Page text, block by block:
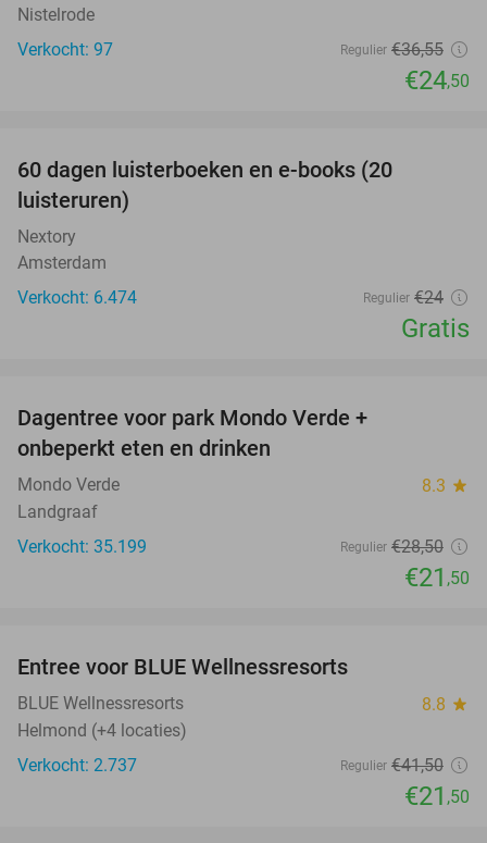
Nistelrode
Verkocht: 97
Regulier €36,55
€24,50
60 dagen luisterboeken en e-books (20
luisteruren)
Nextory
Amsterdam
Verkocht: 6.474
Regulier €24
Gratis
Dagentree voor park Mondo Verde +
onbeperkt eten en drinken
Mondo Verde 8.3 star
Landgraaf
Verkocht: 35.199
Regulier €28,50
€21 ,50
Entree voor BLUE Wellnessresorts
BLUE Wellnessresorts 8.8 star
Helmond (+4 locaties)
Verkocht: 2.737
Regulier €41,50
€21 ,50